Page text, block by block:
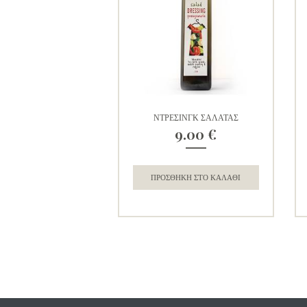
ΝΤΡΕΣΙΝΓΚ ΣΑΛΑΤΑΣ
9.00€
ΠΡΟΣΘΉΚΗ ΣΤΟ ΚΑΛΆΘΙ